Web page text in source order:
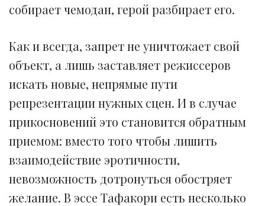
собирает чемодан, герой разбирает его.
Как и всегда, запрет не уничтожает свой
объект, а лишь заставляет режиссеров
искать новые, непрямые пути
репрезентации нужных сцен. И в случае
прикосновений это становится обратным
приемом: вместо того чтобы лишить
взаимодействие эротичности,
невозможность дотронуться обостряет
желание. В эссе Тафакори есть несколько